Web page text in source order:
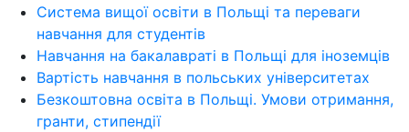
Система вищої освіти в Польщі та переваги
навчання для студентів
Навчання на бакалавраті в Польщі для іноземців
Вартість навчання в польських університетах
Безкоштовна освіта в Польщі. Умови отримання,
гранти, стипендії